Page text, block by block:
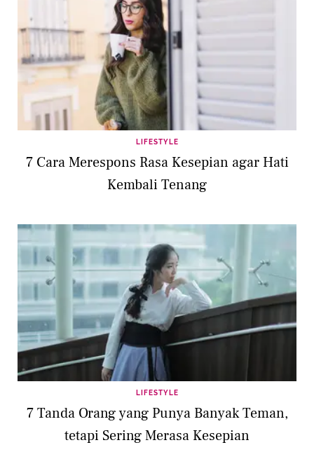
LIFESTYLE
7 Cara Merespons Rasa Kesepian agar Hati
Kembali Tenang
LIFESTYLE
7 Tanda Orang yang Punya Banyak Teman,
tetapi Sering Merasa Kesepian